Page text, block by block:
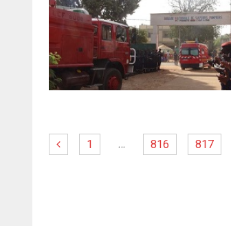
1 … 816 817